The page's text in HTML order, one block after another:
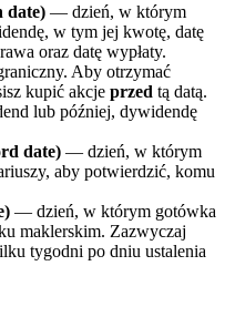
date) — dzień, w którym
w tym jej kwotę, datę
oraz datę wypłaty.
Aby otrzymać
kupić akcje przed tą datą.
lub później, dywidendę
date) — dzień, w którym
aby potwierdzić, komu
— dzień, w którym gotówka
maklerskim. Zazwyczaj
tygodni po dniu ustalenia